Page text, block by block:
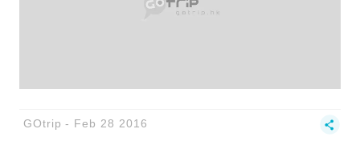
GOtrip Feb 28 2016